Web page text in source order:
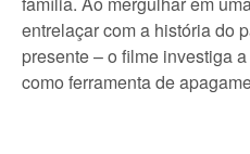
entrelaçar com a história do
presente – o filme investiga
como ferramenta de